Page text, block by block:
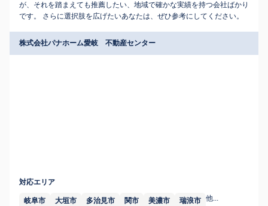
が、それを踏まえても推薦したい、地域で確かな実績を持つ会社ばかり
です。 さらに選択肢を広げたいあなたは、ぜひ参考にしてください。
株式会社パナホーム愛岐 不動産センター
対応エリア
岐阜市 大垣市 多治見市 関市 美濃市 瑞浪市 他...